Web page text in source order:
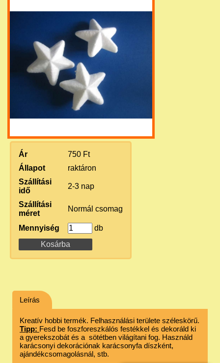
Ár
750 Ft
Állapot
raktáron
Szállítási
idő
2-3 nap
Szállítási
méret
Normál csomag
Mennyiség db
Leírás
Kreatív hobbi termék. Felhasználási területe széleskörű.
Tipp: Fesd be foszforeszkálós festékkel és dekoráld ki
a gyerekszobát és a sötétben világítani fog. Használd
karácsonyi dekorációnak karácsonyfa díszként,
ajándékcsomagolásnál, stb.